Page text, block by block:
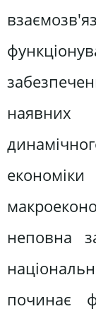
неповна
починає